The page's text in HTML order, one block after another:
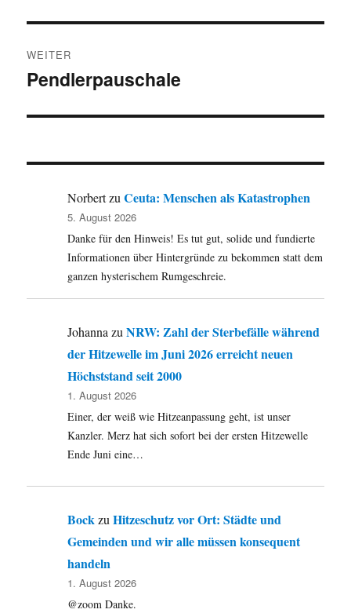
WEITER
Nächster
Pendlerpauschale
NorbertzuCeuta: Menschen als Katastrophen
5. August 2026
Danke für den Hinweis! Es tut gut, solide und fundierte
Informationen über Hintergründe zu bekommen statt dem
ganzen hysterischem Rumgeschreie.
JohannazuNRW: Zahl der Sterbefälle während
der Hitzewelle im Juni 2026 erreicht neuen
Höchststand seit 2000
1. August 2026
Einer, der weiß wie Hitzeanpassung geht, ist unser
Kanzler. Merz hat sich sofort bei der ersten Hitzewelle
Ende Juni eine…
BockzuHitzeschutz vor Ort: Städte und
Gemeinden und wir alle müssen konsequent
handeln
1. August 2026
@zoom Danke.